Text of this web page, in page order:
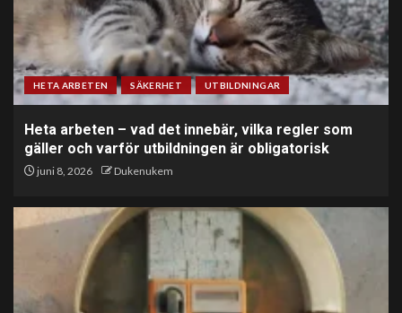
HETA ARBETEN SÄKERHET UTBILDNINGAR
Heta arbeten – vad det innebär, vilka regler som
gäller och varför utbildningen är obligatorisk
juni 8, 2026 Dukenukem